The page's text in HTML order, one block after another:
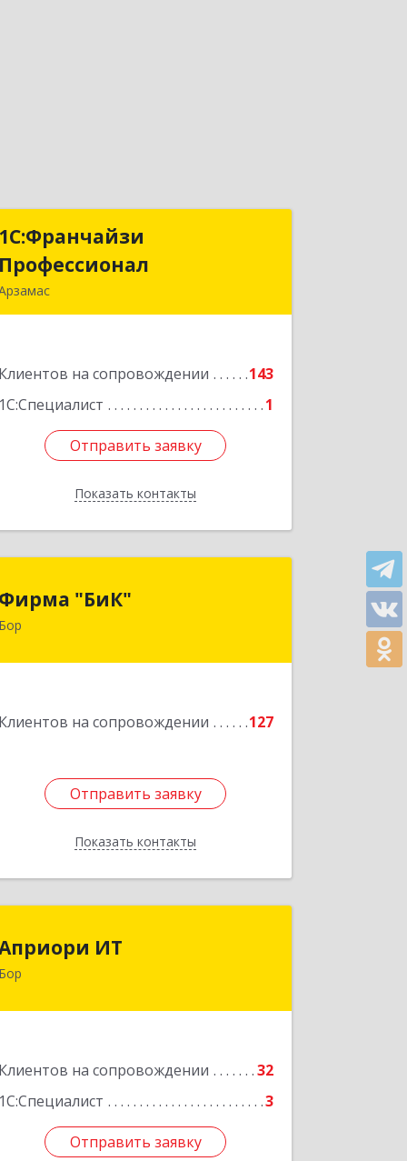
1С:Франчайзи
Профессионал
Клиентов на сопровождении
143
1С:Специалист
1
Отправить заявку
Показать контакты
1С:Франчайзи
Профессионал
Подробнее
Отправить заявку
Назад
Фирма "БиК"
Бор
Клиентов на сопровождении 127
Отправить заявку
Показать контакты
Отправить заявку
Назад
ИТ
Бор
Клиентов на сопровождении
32
1С:Специалист
3
Отправить заявку
Подробнее
Отправить заявку